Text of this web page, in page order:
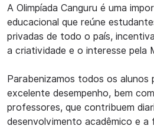
A Olimpíada Canguru é uma
educacional que reúne
privadas de todo o país,
a criatividade e o interesse pela
Parabenizamos todos os alunos
excelente desempenho, bem
professores, que contribuem
desenvolvimento acadêmico e a